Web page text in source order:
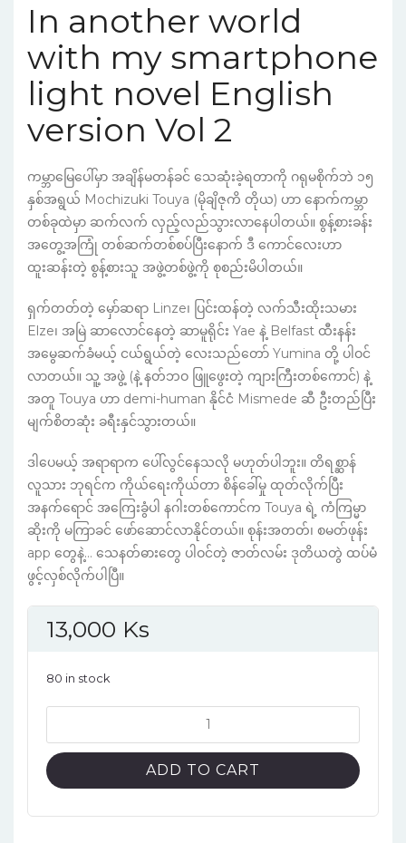
In another world
with my smartphone
light novel English
version Vol 2
ကမ္ဘာမြေပေါ်မှာ အချိန်မတန်ခင် သေဆုံးခဲ့ရတာကို ဂရုမစိုက်ဘဲ ၁၅
နှစ်အရွယ် Mochizuki Touya (မိုချိဇုကိ တိုယ) ဟာ နောက်ကမ္ဘာ
တစ်ခုထဲမှာ ဆက်လက် လှည့်လည်သွားလာနေပါတယ်။ စွန့်စားခန်း
အတွေ့အကြုံ တစ်ဆက်တစ်စပ်ပြီးနောက် ဒီ ကောင်လေးဟာ
ထူးဆန်းတဲ့ စွန့်စားသူ အဖွဲ့တစ်ဖွဲ့ကို စုစည်းမိပါတယ်။
ရှက်တတ်တဲ့ မှော်ဆရာ Linze၊ ပြင်းထန်တဲ့ လက်သီးထိုးသမား
Elze၊ အမြဲ ဆာလောင်နေတဲ့ ဆာမူရိုင်း Yae နဲ့ Belfast ထီးနန်း
အမွေဆက်ခံမယ့် ငယ်ရွယ်တဲ့ လေးသည်တော် Yumina တို့ ပါဝင်
လာတယ်။ သူ့ အဖွဲ့ (နဲ့ နတ်ဘဝ ဖြူဖွေးတဲ့ ကျားကြီးတစ်ကောင်) နဲ့
အတူ Touya ဟာ demi-human နိုင်ငံ Mismede ဆီ ဦးတည်ပြီး
မျက်စိတဆုံး ခရီးနှင်သွားတယ်။
ဒါပေမယ့် အရာရာက ပေါ်လွင်နေသလို မဟုတ်ပါဘူး။ တိရစ္ဆာန်
လူသား ဘုရင်က ကိုယ်ရေးကိုယ်တာ စိန်ခေါ်မှု ထုတ်လိုက်ပြီး
အနက်ရောင် အကြေးခွံပါ နဂါးတစ်ကောင်က Touya ရဲ့ ကံကြမ္မာ
ဆိုးကို မကြာခင် ဖော်ဆောင်လာနိုင်တယ်။ စုန်းအတတ်၊ စမတ်ဖုန်း
app တွေနဲ့… သေနတ်ဓားတွေ ပါဝင်တဲ့ ဇာတ်လမ်း ဒုတိယတွဲ ထပ်မံ
ဖွင့်လှစ်လိုက်ပါပြီ။
13,000 Ks
80 in stock
another
world
with
ADD TO CART